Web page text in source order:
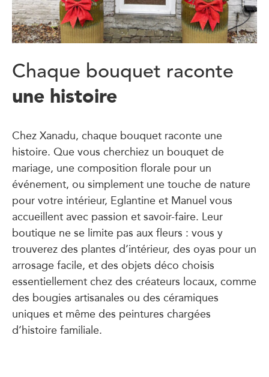
Chaque bouquet raconte
une histoire
Chez Xanadu, chaque bouquet raconte une
histoire. Que vous cherchiez un bouquet de
mariage, une composition florale pour un
événement, ou simplement une touche de nature
pour votre intérieur, Eglantine et Manuel vous
accueillent avec passion et savoir-faire. Leur
boutique ne se limite pas aux fleurs : vous y
trouverez des plantes d’intérieur, des oyas pour un
arrosage facile, et des objets déco choisis
essentiellement chez des créateurs locaux, comme
des bougies artisanales ou des céramiques
uniques et même des peintures chargées
d’histoire familiale.